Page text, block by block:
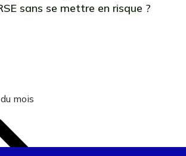
sans se mettre en risque ?
mois